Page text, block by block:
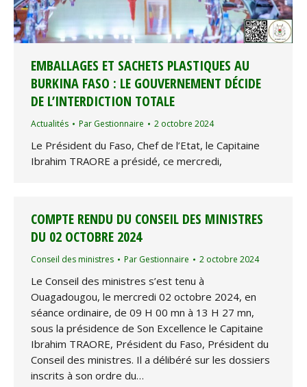
EMBALLAGES ET SACHETS PLASTIQUES AU
BURKINA FASO : LE GOUVERNEMENT DÉCIDE
DE L’INTERDICTION TOTALE
Actualités Par Gestionnaire 2 octobre 2024
Le Président du Faso, Chef de l’Etat, le Capitaine
Ibrahim TRAORE a présidé, ce mercredi,
COMPTE RENDU DU CONSEIL DES MINISTRES
DU 02 OCTOBRE 2024
Conseil des ministres Par Gestionnaire 2 octobre 2024
Le Conseil des ministres s’est tenu à
Ouagadougou, le mercredi 02 octobre 2024, en
séance ordinaire, de 09 H 00 mn à 13 H 27 mn,
sous la présidence de Son Excellence le Capitaine
Ibrahim TRAORE, Président du Faso, Président du
Conseil des ministres. Il a délibéré sur les dossiers
inscrits à son ordre du…